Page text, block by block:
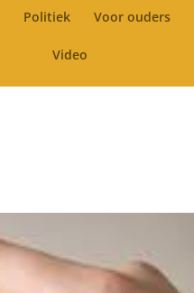
Politiek Voor ouders
Video